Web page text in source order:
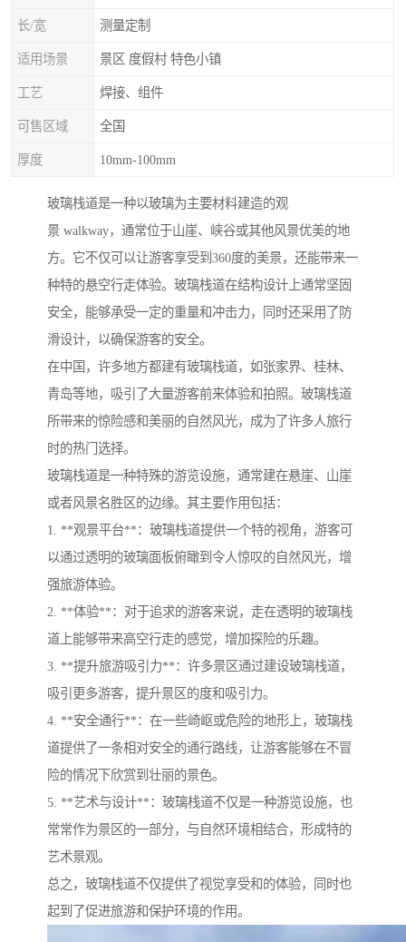
长/宽 测量定制
适用场景 景区 度假村 特色小镇
工艺 焊接、组件
可售区域 全国
厚度 10mm-100mm
玻璃栈道是一种以玻璃为主要材料建造的观
景 walkway，通常位于山崖、峡谷或其他风景优美的地
方。它不仅可以让游客享受到360度的美景，还能带来一
种特的悬空行走体验。玻璃栈道在结构设计上通常坚固
安全，能够承受一定的重量和冲击力，同时还采用了防
滑设计，以确保游客的安全。
在中国，许多地方都建有玻璃栈道，如张家界、桂林、
青岛等地，吸引了大量游客前来体验和拍照。玻璃栈道
所带来的惊险感和美丽的自然风光，成为了许多人旅行
时的热门选择。
玻璃栈道是一种特殊的游览设施，通常建在悬崖、山崖
或者风景名胜区的边缘。其主要作用包括：
1. **观景平台**：玻璃栈道提供一个特的视角，游客可
以通过透明的玻璃面板俯瞰到令人惊叹的自然风光，增
强旅游体验。
2. **体验**：对于追求的游客来说，走在透明的玻璃栈
道上能够带来高空行走的感觉，增加探险的乐趣。
3. **提升旅游吸引力**：许多景区通过建设玻璃栈道，
吸引更多游客，提升景区的度和吸引力。
4. **安全通行**：在一些崎岖或危险的地形上，玻璃栈
道提供了一条相对安全的通行路线，让游客能够在不冒
险的情况下欣赏到壮丽的景色。
5. **艺术与设计**：玻璃栈道不仅是一种游览设施，也
常常作为景区的一部分，与自然环境相结合，形成特的
艺术景观。
总之，玻璃栈道不仅提供了视觉享受和的体验，同时也
起到了促进旅游和保护环境的作用。